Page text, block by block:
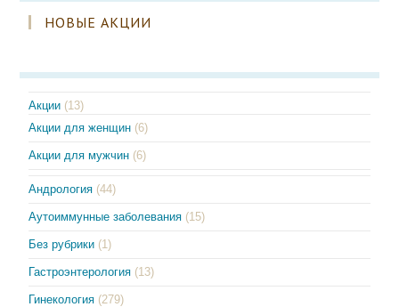
НОВЫЕ АКЦИИ
Акции (13)
Акции для женщин (6)
Акции для мужчин (6)
Андрология (44)
Аутоиммунные заболевания (15)
Без рубрики (1)
Гастроэнтерология (13)
Гинекология (279)